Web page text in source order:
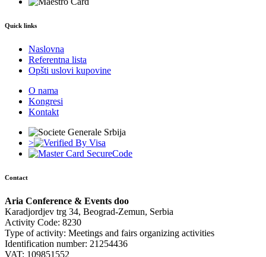
Quick links
Naslovna
Referentna lista
Opšti uslovi kupovine
O nama
Kongresi
Kontakt
>
Contact
Aria Conference & Events doo
Karadjordjev trg 34, Beograd-Zemun, Serbia
Activity Code: 8230
Type of activity: Meetings and fairs organizing activities
Identification number: 21254436
VAT: 109851552